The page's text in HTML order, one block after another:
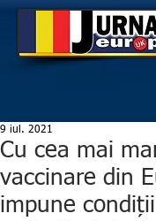
Cu cea mai
vaccinare din
impune
9 iul. 2021